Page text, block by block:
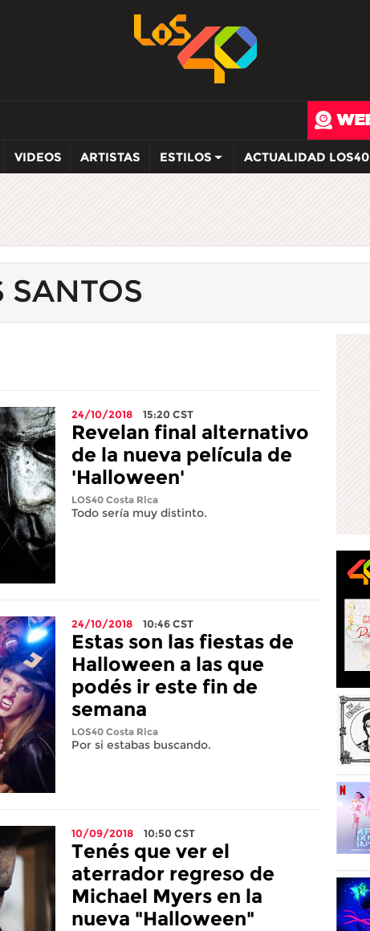
VIDEOS ARTISTAS ESTILOS ACTUALIDAD LOS40
SANTOS
24/10/2018 15:20CST
Revelan final alternativo
de la nueva película de
'Halloween'
LOS40 Costa Rica
Todo sería muy distinto.
24/10/2018 10:46CST
Estas son las fiestas de
Halloween a las que
podés ir este fin de
semana
LOS40 Costa Rica
Por si estabas buscando.
10/09/2018 10:50CST
Tenés que ver el
aterrador regreso de
Michael Myers en la
nueva "Halloween"